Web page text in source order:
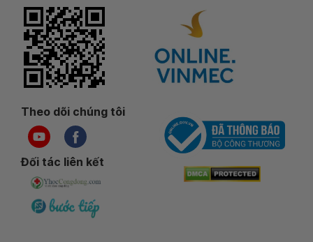
Theo dõi chúng tôi
Đối tác liên kết